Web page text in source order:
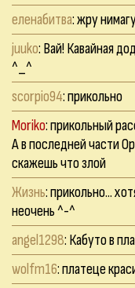
еленабитва: жру
juuko: Вай! Кавайная
^_^
scorpio94: прикольно
Moriko: прикольный
А в последней части
скажешь что злой
Жизнь: прикольно...
неочень ^-^
angel1298: Кабуто в
wolfm16: платеце